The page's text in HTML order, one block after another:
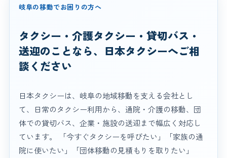
岐阜の移動でお困りの方へ
タクシー・介護タクシー・貸切バス・
送迎のことなら、日本タクシーへご相
談ください
日本タクシーは、岐阜の地域移動を支える会社とし
て、日常のタクシー利用から、通院・介護の移動、団
体での貸切バス、企業・施設の送迎まで幅広く対応し
ています。 「今すぐタクシーを呼びたい」「家族の通
院に使いたい」「団体移動の見積もりを取りたい」